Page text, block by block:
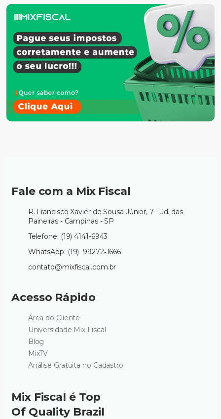
Fale com a Mix Fiscal
R. Francisco Xavier de Sousa Júnior, 7 - Jd. das
Paineiras - Campinas - SP
Telefone: (19) 4141-6943
WhatsApp: (19) 99272‑1666‬
contato@mixfiscal.com.br
Acesso Rápido
Área do Cliente
Universidade Mix Fiscal
Blog
MixTV
Análise Gratuita no Cadastro
Mix Fiscal é Top
Of Quality Brazil